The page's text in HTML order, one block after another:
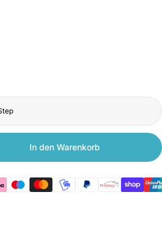
für Hinterrad mit
für Hinterrad mit
In den Warenkorb